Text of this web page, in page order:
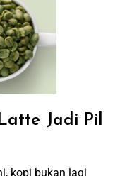
Jadi Pil
kopi bukan lagi